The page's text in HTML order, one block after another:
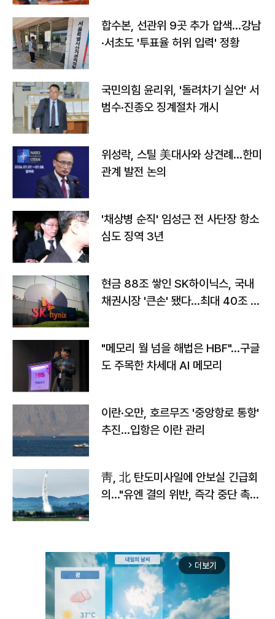
합수본, 선관위 9곳 추가 압색…강남
·서초도 '투표율 허위 입력' 정황
국민의힘 윤리위, '돌려차기 실언' 서
범수·진종오 징계절차 개시
위성락, 스틸 美대사와 상견례…한미
관계 발전 논의
'채상병 순직' 임성근 전 사단장 항소
심도 징역 3년
현금 88조 쌓인 SK하이닉스, 국내
채권시장 '큰손' 됐다…최대 40조 투
"메모리 월 넘을 해법은 HBF"…구글
도 주목한 차세대 AI 메모리
이란·오만, 호르무즈 '중앙항로 통항'
추진…입항은 이란 관리
靑, 北 탄도미사일에 안보실 긴급회
의…"유엔 결의 위반, 즉각 중단 촉
arrow_forward_ios 더보기